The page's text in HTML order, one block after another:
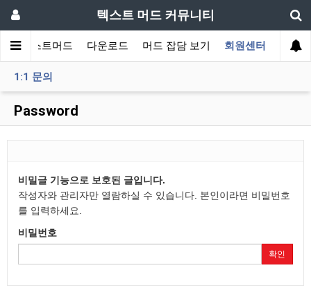
텍스트 머드 커뮤니티
텍스트머드 다운로드 머드 잡담 보기 회원센터
1:1 문의
Password
비밀글 기능으로 보호된 글입니다.
작성자와 관리자만 열람하실 수 있습니다. 본인이라면 비밀번호
를 입력하세요.
비밀번호
확인